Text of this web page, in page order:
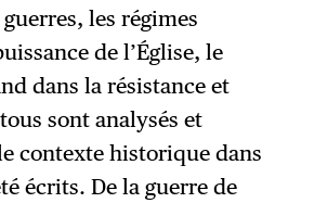
les régimes
de l’Église, le
dans la résistance et
sont analysés et
contexte historique dans
écrits. ​De la guerre de